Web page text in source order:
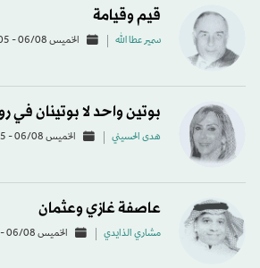
قيم وقيامة
سمير عطا الله الخميس 06/08 - 00:05
بوتين واحد لا بوتينان في
هدى الحسيني الخميس 06/08 - 00:05
عاصفة غازي وعثمان
مشاري الذايدي الخميس 06/08 - 00:05